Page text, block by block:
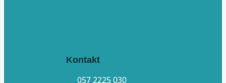
Kontakt
057 2225 030